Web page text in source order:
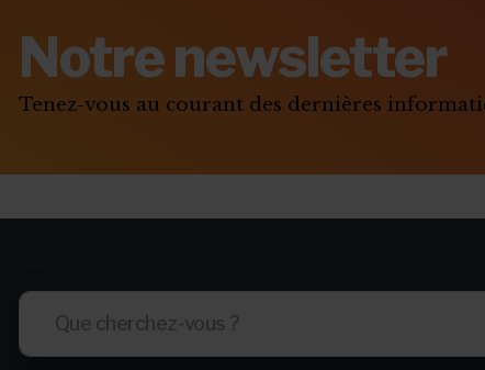
Notre newsletter
Tenez-vous au courant des dernières